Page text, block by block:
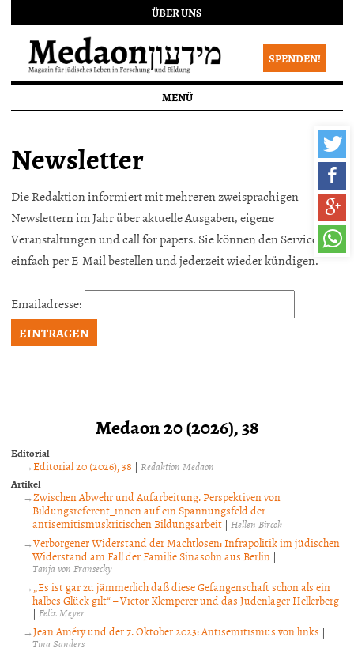
ÜBER UNS
SPENDEN!
MENÜ
Newsletter
Die Redaktion informiert mit mehreren zweisprachigen
Newslettern im Jahr über aktuelle Ausgaben, eigene
Veranstaltungen und call for papers. Sie können den Service
einfach per E-Mail bestellen und jederzeit wieder kündigen.
Emailadresse:
Medaon 20 (2026), 38
Editorial
Editorial 20 (2026), 38 |Redaktion Medaon
Artikel
Zwischen Abwehr und Aufarbeitung. Perspektiven von
Bildungsreferent_innen auf ein Spannungsfeld der
antisemitismuskritischen Bildungsarbeit | Hellen Bircok
Verborgener Widerstand der Machtlosen: Infrapolitik im jüdischen
Widerstand am Fall der Familie Sinasohn aus Berlin |
Tanja von Fransecky
„Es ist gar zu jämmerlich daß diese Gefangenschaft schon als ein
halbes Glück gilt“ – Victor Klemperer und das Judenlager Hellerberg
| Felix Meyer
Jean Améry und der 7. Oktober 2023: Antisemitismus von links |
Tina Sanders